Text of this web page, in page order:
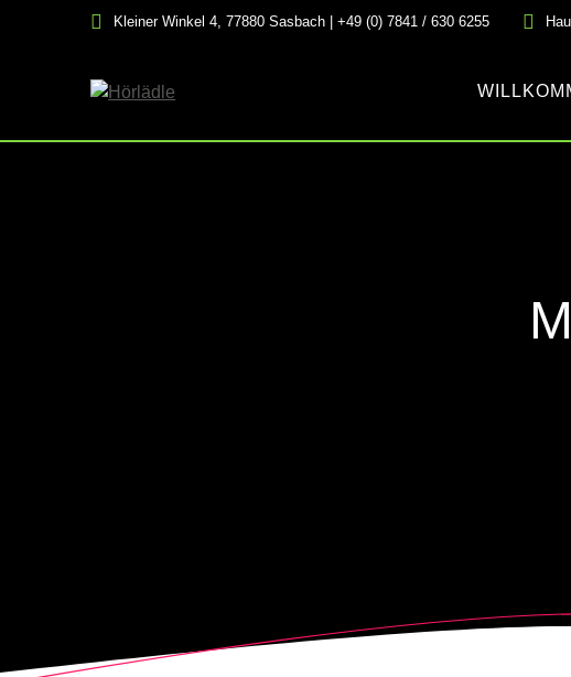
Kleiner Winkel 4, 77880 Sasbach | +49 (0) 7841 / 630 6255